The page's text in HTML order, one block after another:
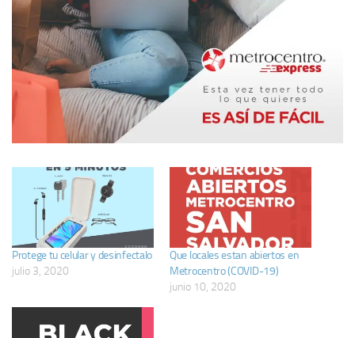
Protege tu celular y desinfectalo
julio 3, 2020
Que locales estan abiertos en
Metrocentro (COVID-19)
junio 10, 2020